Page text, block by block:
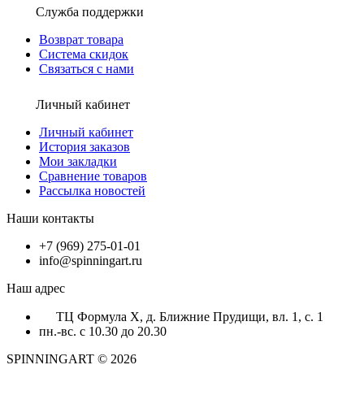
Служба поддержки
Возврат товара
Система скидок
Связаться с нами
Личный кабинет
Личный кабинет
История заказов
Мои закладки
Сравнение товаров
Рассылка новостей
Наши контакты
+7 (969) 275-01-01
info@spinningart.ru
Наш адрес
ТЦ Формула X, д. Ближние Прудищи, вл. 1, с. 1
пн.-вс. с 10.30 до 20.30
SPINNINGART © 2026